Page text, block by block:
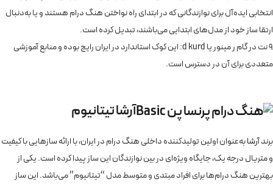
انتخابی ایده‌آل برای نوازندگانی که در ابتدای راه نواختن هنگ درام هستند و یا به‌دنبال
ارتقا ساز خود از مدل‌های ابتدایی می‌باشند، تبدیل کرده است.
9 نت در گام ر مینور یا d kurd: این کوک استاندارد در ایران رایج بوده و منابع آموزشی
متعددی برای آن در دسترس است.
آرشا تیتانیوم
برندآرشابه‌عنوان اولین تولیدکننده داخلی هنگ درام در ایران، با ارائه سازهایی با کیفیت
و متریال درجه یک، جایگاه ویژه‌ای در بین نوازندگان این ساز پیدا کرده است. یکی از
بهترین هنگ درام‌ها برای افراد مبتدی و متوسط مدل “تیتانیوم” می‌باشد. این ساز